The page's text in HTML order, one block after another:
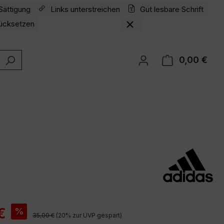
Links unterstreichen
Gut lesbare Schrift
0,00 €
% Regulärer Preis:
35,00 € (20% zur UVP gespart)